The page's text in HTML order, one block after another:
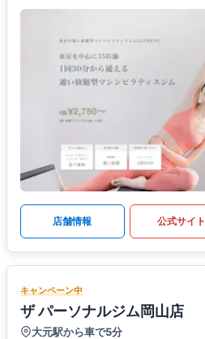
店舗情報 公式サイト
キャンペーン中
ザ パーソナルジム岡山店
大元駅から車で5分